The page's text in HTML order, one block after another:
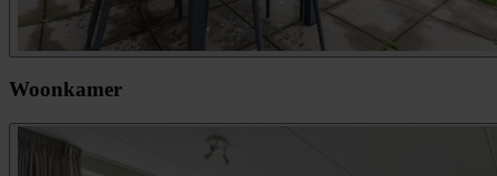
Woonkamer